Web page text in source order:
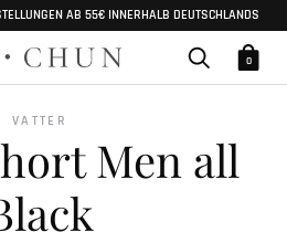
AB 55€ INNERHALB DEUTSCHLANDS
0
VATTER
Men all